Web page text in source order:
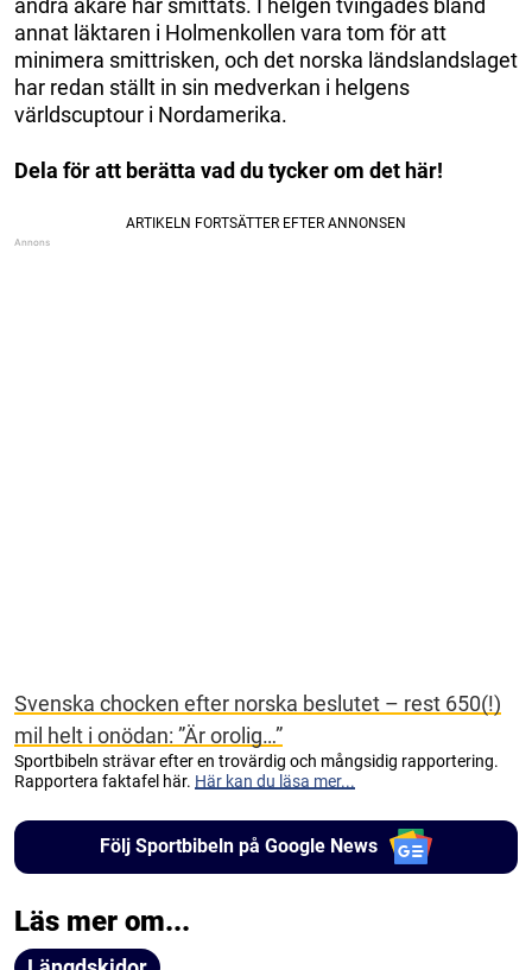
annat läktaren i Holmenkollen vara tom för att
minimera smittrisken, och det norska ländslandslaget
har redan ställt in sin medverkan i helgens
världscuptour i Nordamerika.
Dela för att berätta vad du tycker om det här!
Svenska chocken efter norska beslutet – rest 650(!)
mil helt i onödan: ”Är orolig…”
Sportbibeln strävar efter en trovärdig och mångsidig rapportering.
Rapportera faktafel här. Här kan du läsa mer...
Följ Sportbibeln på Google News
Läs mer om...